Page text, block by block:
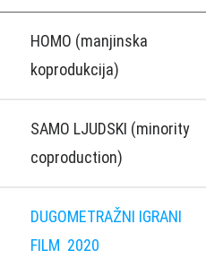
HOMO (manjinska
koprodukcija)
SAMO LJUDSKI (minority
coproduction)
DUGOMETRAŽNI IGRANI
FILM 2020